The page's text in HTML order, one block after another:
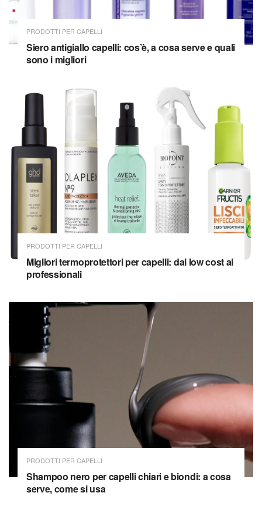
PRODOTTI PER CAPELLI
Siero antigiallo capelli: cos’è, a cosa serve e quali
sono i migliori
PRODOTTI PER CAPELLI
Migliori termoprotettori per capelli: dai low cost ai
professionali
PRODOTTI PER CAPELLI
Shampoo nero per capelli chiari e biondi: a cosa
serve, come si usa